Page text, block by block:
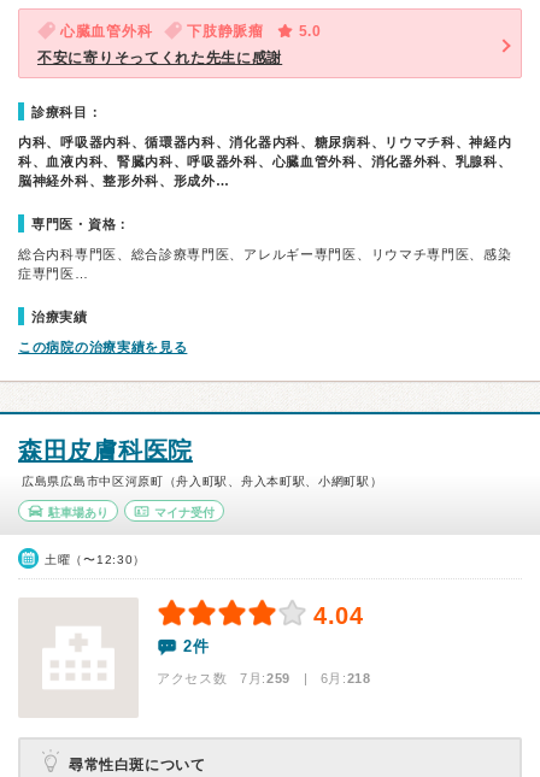
心臓血管外科 下肢静脈瘤
5.0
不安に寄りそってくれた先生に感謝
診療科目：
内科、呼吸器内科、循環器内科、消化器内科、糖尿病科、リウマチ科、神経内
科、血液内科、腎臓内科、呼吸器外科、心臓血管外科、消化器外科、乳腺科、
脳神経外科、整形外科、形成外…
専門医・資格：
総合内科専門医、総合診療専門医、アレルギー専門医、リウマチ専門医、感染
症専門医…
治療実績
この病院の治療実績を見る
森田皮膚科医院
広島県広島市中区河原町（舟入町駅、舟入本町駅、小網町駅）
駐車場あり マイナ受付
土曜（〜12:30）
4.04
2件
アクセス数 7月:259 | 6月:218
尋常性白斑について